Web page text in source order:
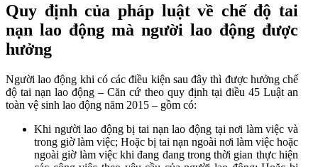
Quy định của pháp luật về chế độ tai
nạn lao động mà người lao động được
hưởng
Người lao động khi có các điều kiện sau đây thì được hưởng chế
độ tai nạn lao động – Căn cứ theo quy định tại điều 45 Luật an
toàn vệ sinh lao động năm 2015 – gồm có:
Khi người lao động bị tai nạn lao động tại nơi làm việc và
trong giờ làm việc; Hoặc bị tai nạn ngoài nơi làm việc hoặc
ngoài giờ làm việc khi đang đang trong thời gian thực hiện